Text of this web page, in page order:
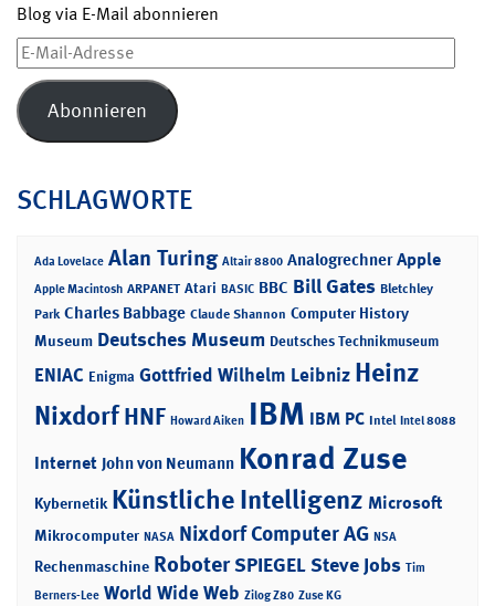
Blog via E-Mail abonnieren
E-
Mail-
Adresse
Abonnieren
SCHLAGWORTE
Ada Lovelace Alan Turing Altair 8800 Analogrechner Apple
Apple Macintosh ARPANET Atari BASIC BBC Bill Gates Bletchley
Park Charles Babbage Claude Shannon Computer History
Museum Deutsches Museum Deutsches Technikmuseum
ENIAC Enigma Gottfried Wilhelm Leibniz Heinz
NixdorfHNF Howard Aiken IBM IBM PC Intel Intel 8088
Internet John von Neumann Konrad Zuse
Kybernetik Künstliche Intelligenz Microsoft
Mikrocomputer NASA Nixdorf Computer AG NSA
Rechenmaschine RoboterSPIEGELSteve Jobs Tim
Berners-Lee World Wide Web Zilog Z80 Zuse KG